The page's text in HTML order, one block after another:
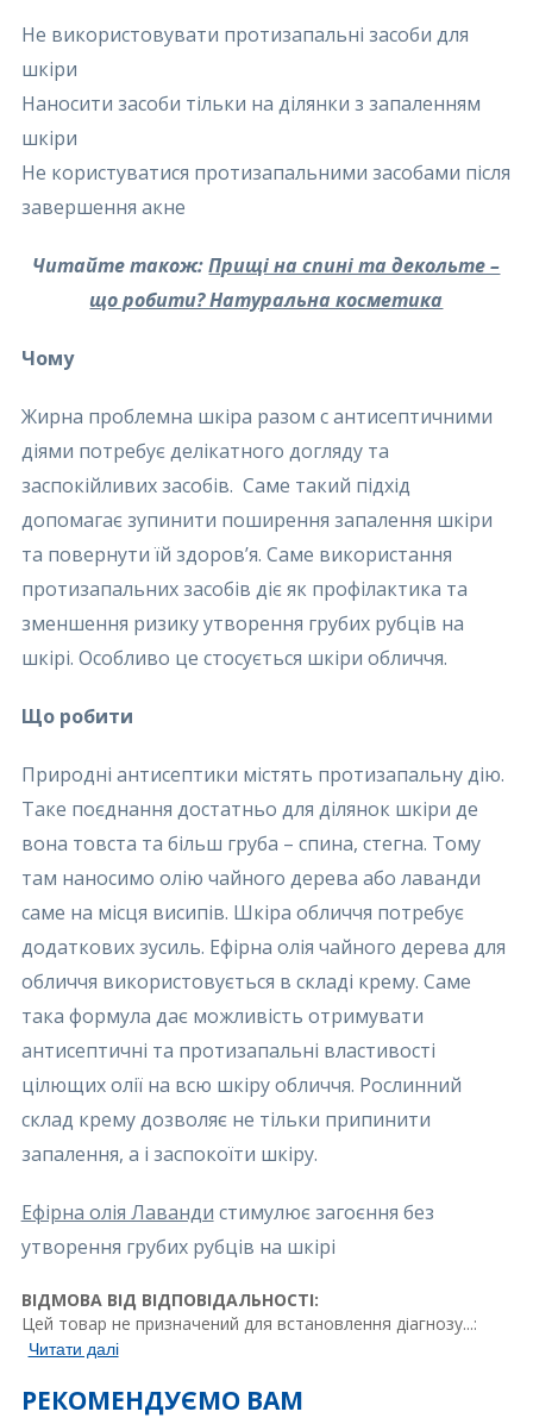
Не використовувати протизапальні засоби для
шкіри
Наносити засоби тільки на ділянки з запаленням
шкіри
Не користуватися протизапальними засобами після
завершення акне
Читайте також:Прищі на спині та декольте –
що робити? Натуральна косметика
Чому
Жирна проблемна шкіра разом с антисептичними
діями потребує делікатного догляду та
заспокійливих засобів. Саме такий підхід
допомагає зупинити поширення запалення шкіри
та повернути їй здоров’я. Саме використання
протизапальних засобів діє як профілактика та
зменшення ризику утворення грубих рубців на
шкірі. Особливо це стосується шкіри обличчя.
Що робити
Природні антисептики містять протизапальну дію.
Таке поєднання достатньо для ділянок шкіри де
вона товста та більш груба – спина, стегна. Тому
там наносимо олію чайного дерева або лаванди
саме на місця висипів. Шкіра обличчя потребує
додаткових зусиль. Ефірна олія чайного дерева для
обличчя використовується в складі крему. Саме
така формула дає можливість отримувати
антисептичні та протизапальні властивості
цілющих олії на всю шкіру обличчя. Рослинний
склад крему дозволяє не тільки припинити
запалення, а і заспокоїти шкіру.
Ефірна олія Лаванди стимулює загоєння без
утворення грубих рубців на шкірі
ВІДМОВА ВІД ВІДПОВІДАЛЬНОСТІ:
Цей товар не призначений для встановлення діагнозу...:
Читати далі
РЕКОМЕНДУЄМО ВАМ